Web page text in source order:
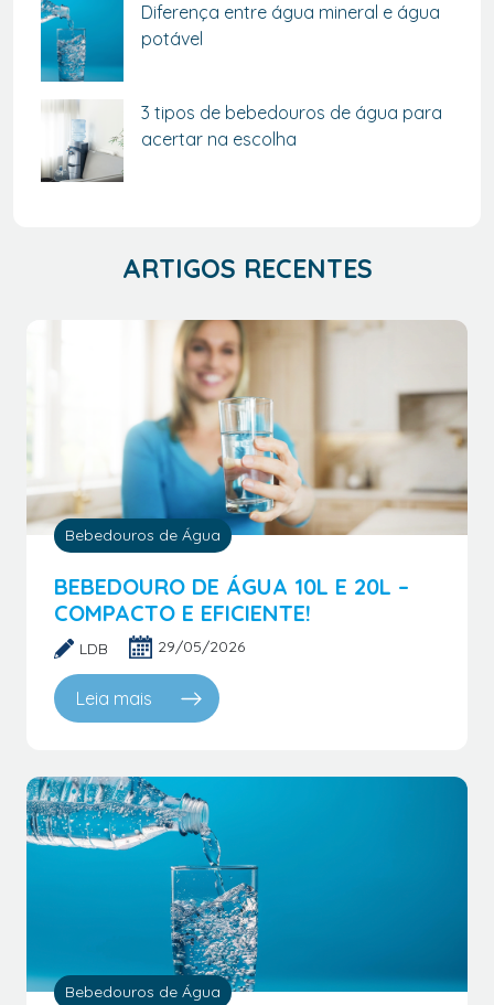
Diferença entre água mineral e água
potável
3 tipos de bebedouros de água para
acertar na escolha
ARTIGOS RECENTES
Bebedouros de Água
BEBEDOURO DE ÁGUA 10L E 20L –
COMPACTO E EFICIENTE!
LDB 29/05/2026
Leia mais
Bebedouros de Água